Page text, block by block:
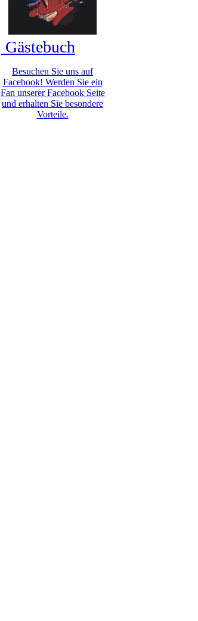
Gästebuch
Besuchen Sie uns auf
Facebook! Werden Sie ein
Fan unserer Facebook Seite
und erhalten Sie besondere
Vorteile.